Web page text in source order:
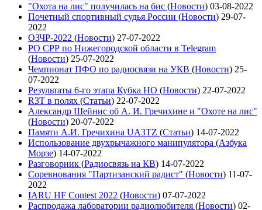
"Охота на лис" получилась на бис (Новости) 03-08-2022
Почетный спортивный судья России (Новости) 29-07-
2022
ОЗЧР-2022 (Новости) 27-07-2022
РО СРР по Нижегородской области в Telegram
(Новости) 25-07-2022
Чемпионат ПФО по радиосвязи на УКВ (Новости) 25-
07-2022
Результаты 6-го этапа Кубка НО (Новости) 22-07-2022
R3T в полях (Статьи) 22-07-2022
Александр Шейнис об А. И. Гречихине и "Охоте на лис"
(Новости) 20-07-2022
Памяти А.И. Гречихина UA3TZ (Статьи) 14-07-2022
Использование двухрычажного манипулятора (Азбука
Морзе) 14-07-2022
Разговорник (Радиосвязь на КВ) 14-07-2022
Соревнования "Партизанский радист" (Новости) 11-07-
2022
IARU HF Contest 2022 (Новости) 07-07-2022
Распродажа лаборатории радиолюбителя (Новости) 02-